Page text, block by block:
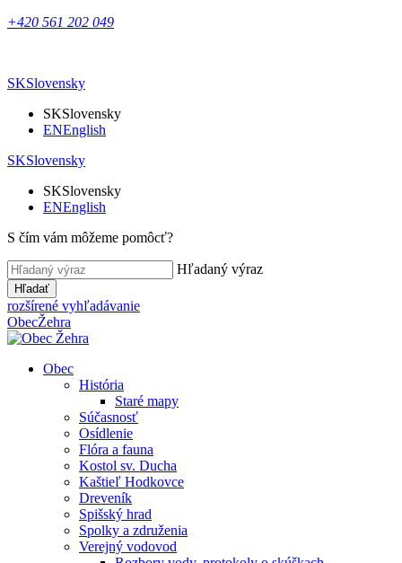
+420 561 202 049
SKSlovensky
SKSlovensky
ENEnglish
SKSlovensky
SKSlovensky
ENEnglish
S čím vám môžeme pomôcť?
Hľadaný výraz
Hľadať
rozšírené vyhľadávanie
ObecŽehra
Obec
História
Staré mapy
Súčasnosť
Osídlenie
Flóra a fauna
Kostol sv. Ducha
Kaštieľ Hodkovce
Dreveník
Spišský hrad
Spolky a združenia
Verejný vodovod